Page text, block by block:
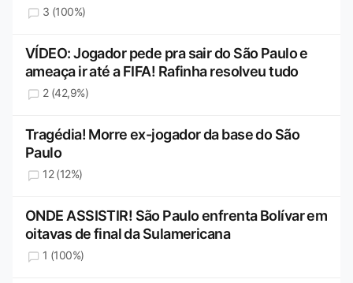
3 (100%)
VÍDEO: Jogador pede pra sair do São Paulo e
ameaça ir até a FIFA! Rafinha resolveu tudo
2 (42,9%)
Tragédia! Morre ex-jogador da base do São
Paulo
12 (12%)
ONDE ASSISTIR! São Paulo enfrenta Bolívar em
oitavas de final da Sulamericana
1 (100%)